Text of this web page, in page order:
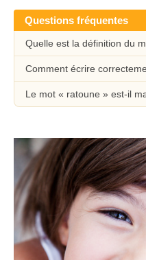
Questions fréquentes
Quelle est la définition du
Comment écrire
Le mot « ratoune » est-il